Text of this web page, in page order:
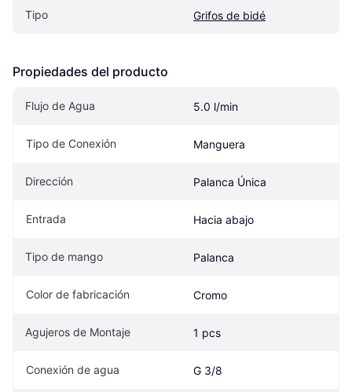
Tipo Grifos de bidé
Propiedades del producto
Flujo de Agua 5.0 l/min
Tipo de Conexión Manguera
Dirección Palanca Única
Entrada Hacia abajo
Tipo de mango Palanca
Color de fabricación Cromo
Agujeros de Montaje 1 pcs
Conexión de agua G 3/8